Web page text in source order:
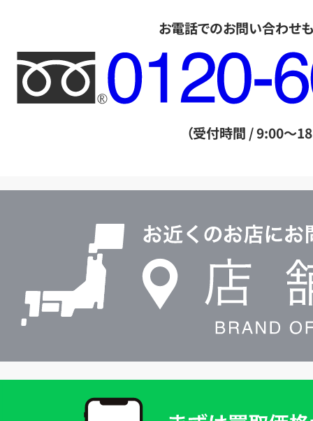
お電話でのお問い合わせ
フ
リ
ー
ル
（受付時間 / 9:00～